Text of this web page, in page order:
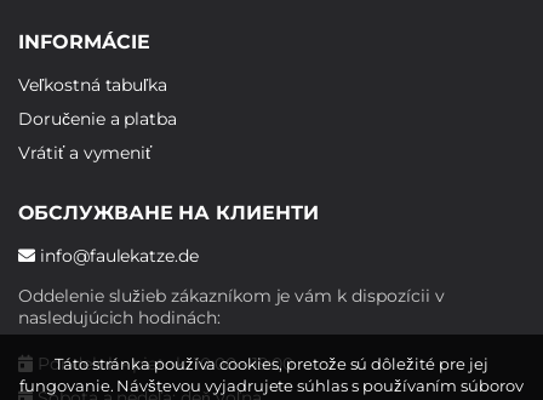
INFORMÁCIE
Veľkostná tabuľka
Doručenie a platba
Vrátiť a vymeniť
ОБСЛУЖВАНЕ НА КЛИЕНТИ
info@faulekatze.de
Oddelenie služieb zákazníkom je vám k dispozícii v
nasledujúcich hodinách:
Pondelok - piatok: 10:00 - 19:00
Táto stránka používa cookies, pretože sú dôležité pre jej
fungovanie. Návštevou vyjadrujete súhlas s používaním súborov